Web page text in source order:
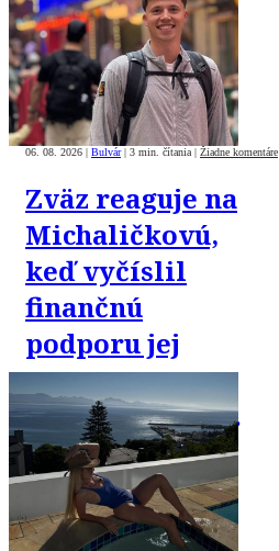
06. 08. 2026 | Bulvár | 3 min. čítania | Žiadne komentáre
Zväz reaguje na
Michaličkovú,
keď vyčíslil
finančnú
podporu jej
sestry.
Influencerka sa
ospravedlnila